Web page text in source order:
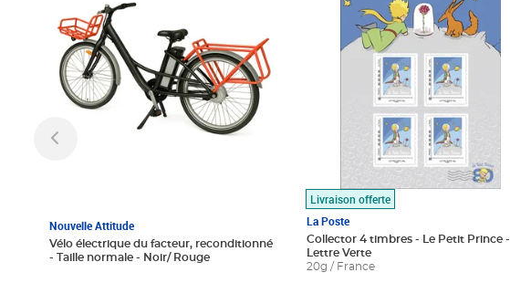
Nouvelle Attitude
Vélo électrique du facteur, reconditionné
- Taille normale - Noir/ Rouge
Livraison offerte
La Poste
Collector 4 timbres - Le Petit Prince -
Lettre Verte
20g / France